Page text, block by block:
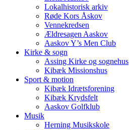
Lokalhistorisk arkiv
Røde Kors Åskov
Vennekredsen
Ældresagen Aaskov
Aaskov Y’s Men Club
Kirke & sogn
Assing Kirke og sognehus
Kibæk Missionshus
Sport & motion
Kibæk Idrætsforening
Kibæk Krydsfelt
Aaskov Golfklub
Musik
Herning Musikskole